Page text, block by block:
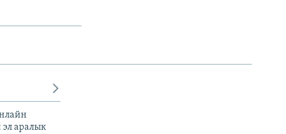
аралык